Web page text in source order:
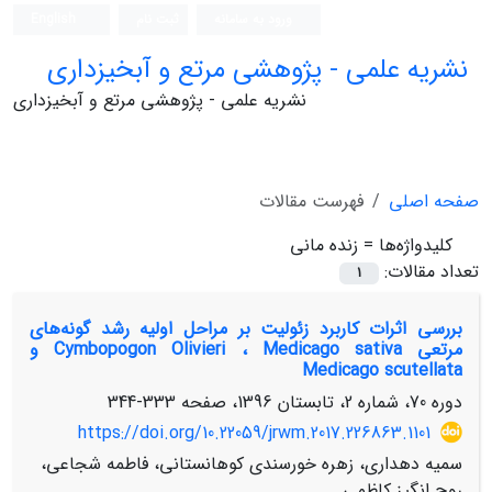
نشریه علمی - پژوهشی مرتع و آبخیزداری
نشریه علمی - پژوهشی مرتع و آبخیزداری
صفحه اصلی
فهرست مقالات
کلیدواژه‌ها = زنده مانی
تعداد مقالات:
1
بررسی اثرات کاربرد زئولیت بر مراحل اولیه رشد گونه‌های
مرتعی Cymbopogon Olivieri ، Medicago sativa و
Medicago scutellata
دوره 70، شماره 2، تابستان 1396، صفحه
333-344
https://doi.org/10.22059/jrwm.2017.226863.1101
سمیه دهداری، زهره خورسندی کوهانستانی، فاطمه شجاعی،